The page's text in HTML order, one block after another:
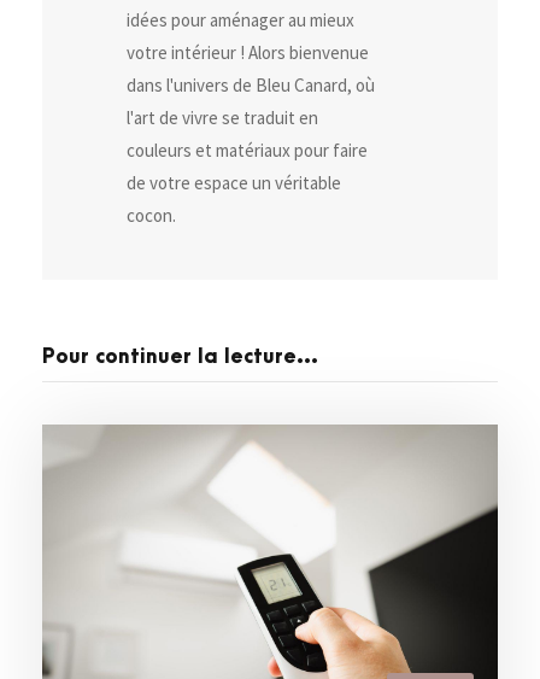
idées pour aménager au mieux
votre intérieur ! Alors bienvenue
dans l'univers de Bleu Canard, où
l'art de vivre se traduit en
couleurs et matériaux pour faire
de votre espace un véritable
cocon.
Pour continuer la lecture...